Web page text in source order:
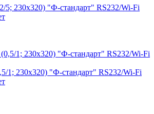
230х320) "Ф-стандарт" RS232/Wi-Fi
230х320) "Ф-стандарт" RS232/Wi-Fi